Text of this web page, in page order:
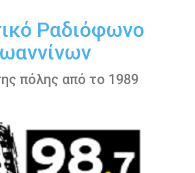
Ραδιόφωνο
πόλης από το 1989